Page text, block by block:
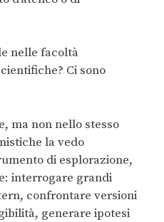
nelle facoltà
Ci sono
ma non nello stesso
la vedo
di esplorazione,
interrogare grandi
confrontare versioni
generare ipotesi